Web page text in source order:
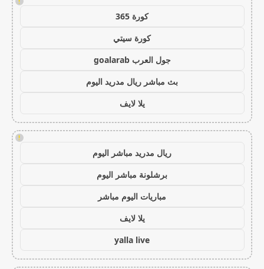
كورة 365
كورة سيتي
جول العرب goalarab
بث مباشر ريال مدريد اليوم
يلا لايف
!
ريال مدريد مباشر اليوم
برشلونة مباشر اليوم
مباريات اليوم مباشر
يلا لايف
yalla live